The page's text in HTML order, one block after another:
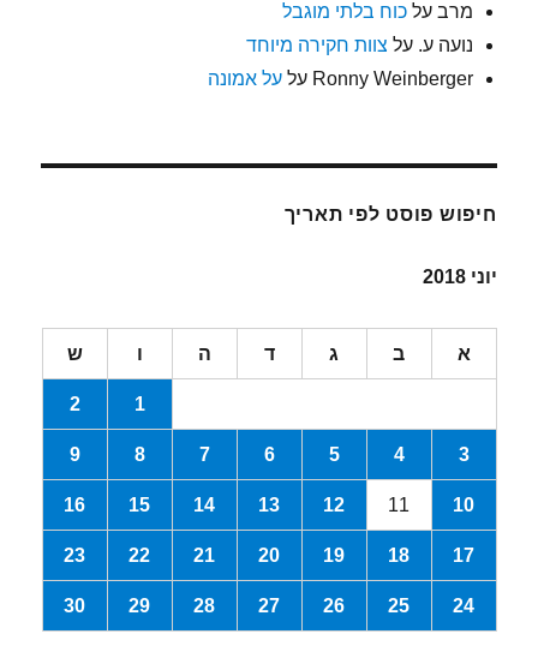
מרב עלכוח בלתי מוגבל
נועה ע. על צוות חקירה מיוחד
Ronny Weinberger עלעל אמונה
חיפוש פוסט לפי תאריך
יוני 2018
א ב ג ד ה ו ש
1
2
3
4
5
6
7
8
9
10
11
12
13
14
15
16
17
18
19
20
21
22
23
24
25
26
27
28
29
30